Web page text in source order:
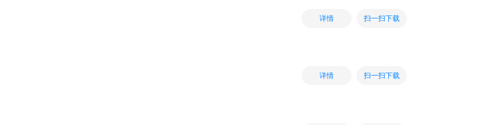
详情 扫一扫下载
详情 扫一扫下载